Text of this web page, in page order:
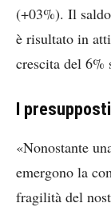
(+03%). Il
è risultato in
crescita del 6%
I
«Nonostante
emergono la
fragilità del